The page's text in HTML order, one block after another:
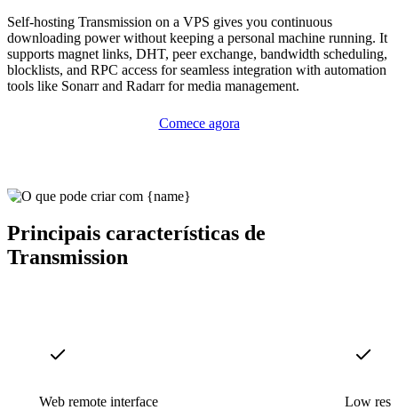
Self-hosting Transmission on a VPS gives you continuous
downloading power without keeping a personal machine running. It
supports magnet links, DHT, peer exchange, bandwidth scheduling,
blocklists, and RPC access for seamless integration with automation
tools like Sonarr and Radarr for media management.
Comece agora
Principais características de
Transmission
Web remote interface Low